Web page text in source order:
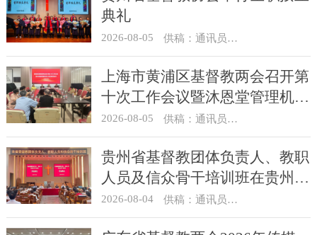
典礼
2026-08-05 供稿：通讯员 杨菁
上海市黄浦区基督教两会召开第
十次工作会议暨沐恩堂管理机构
七月份联席会议
2026-08-05 供稿：通讯员 景健美
贵州省基督教团体负责人、教职
人员及信众骨干培训班在贵州圣
经学校举办
2026-08-04 供稿：通讯员 杨菁